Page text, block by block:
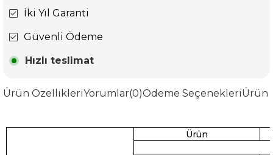
İki Yıl Garanti
Güvenli Ödeme
Hızlı teslimat
Ürün ÖzellikleriYorumlar(0)Ödeme SeçenekleriÜrün
Ürün